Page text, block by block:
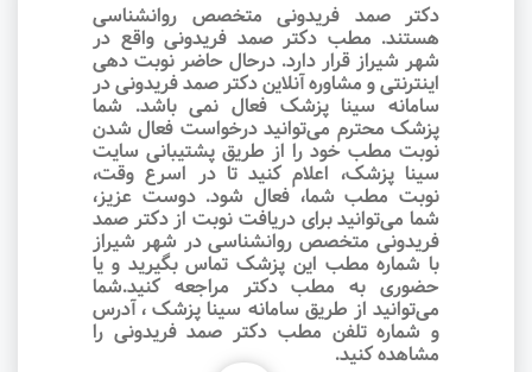
دکتر صمد فریدونی متخصص روانشناسی
هستند. مطب دکتر صمد فریدونی واقع در
شهر شیراز قرار دارد. درحال حاضر نوبت‌ دهی
اینترنتی و مشاوره آنلاین دکتر صمد فریدونی در
سامانه سینا پزشک فعال نمی باشد. شما
پزشک محترم می‌توانید درخواست فعال شدن
نوبت مطب خود را از طریق پشتیبانی سایت
سینا پزشک، اعلام کنید تا در اسرع وقت‌،
نوبت مطب شما، فعال شود. دوست عزیز،
شما می‌توانید برای دریافت نوبت از دکتر صمد
فریدونی متخصص روانشناسی در شهر شیراز
با شماره مطب این پزشک تماس بگیرید و یا
حضوری به مطب دکتر مراجعه کنید.شما
می‌توانید از طریق سامانه سینا پزشک ، آدرس
و شماره تلفن مطب دکتر صمد فریدونی را
مشاهده کنید.